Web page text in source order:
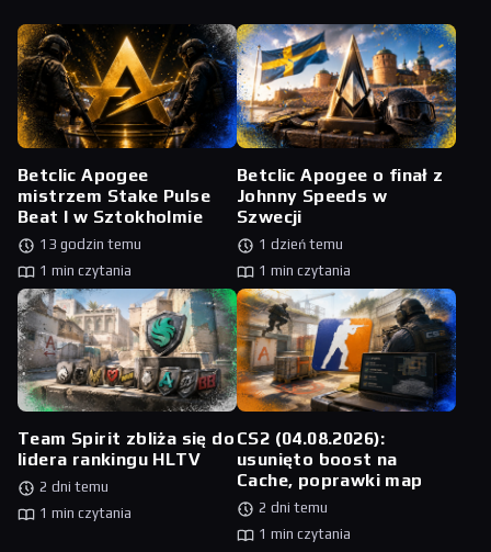
Betclic Apogee
mistrzem Stake Pulse
Beat I w Sztokholmie
13 godzin temu
1 min czytania
Betclic Apogee o finał z
Johnny Speeds w
Szwecji
1 dzień temu
1 min czytania
Team Spirit zbliża się do
lidera rankingu HLTV
2 dni temu
1 min czytania
CS2 (04.08.2026):
usunięto boost na
Cache, poprawki map
2 dni temu
1 min czytania